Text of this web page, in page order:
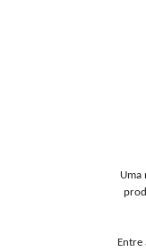
Uma
Entre